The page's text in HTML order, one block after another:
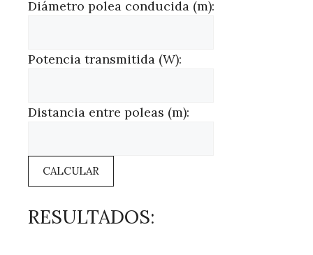
Diámetro polea conducida (m):
Potencia transmitida (W):
Distancia entre poleas (m):
CALCULAR
RESULTADOS: